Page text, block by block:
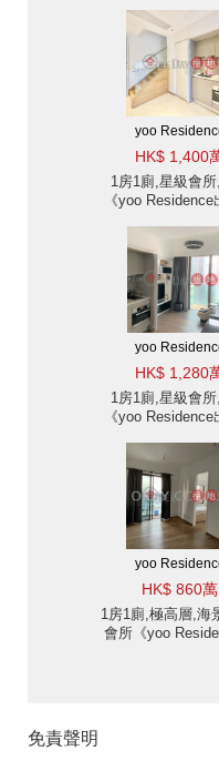
yoo
HK$ 1,400
1房1廁,星級會
《yoo Residence
yoo
HK$ 1,280
1房1廁,星級會
《yoo Residence
yoo
HK$ 860萬
1房1廁,極高層,海
會所《yoo
免責聲明